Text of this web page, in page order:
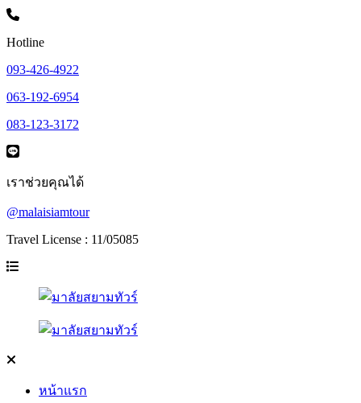
Hotline
093-426-4922
063-192-6954
083-123-3172
เราช่วยคุณได้
@malaisiamtour
Travel License : 11/05085
หน้าแรก